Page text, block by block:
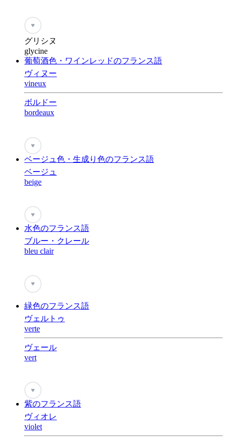
♥
グリシヌ
glycine
葡萄酒色・ワインレッドのフランス語
ヴィヌー
vineux
ボルドー
bordeaux
♥
ベージュ色・生成り色のフランス語
ベージュ
beige
♥
水色のフランス語
ブルー・クレール
bleu clair
♥
緑色のフランス語
ヴェルトゥ
verte
ヴェール
vert
♥
紫のフランス語
ヴィオレ
violet